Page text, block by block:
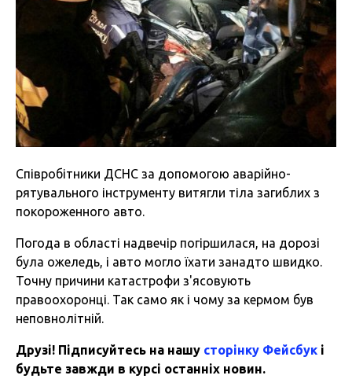
Співробітники ДСНС за допомогою аварійно-
рятувального інструменту витягли тіла загиблих з
покороженного авто.
Погода в області надвечір погіршилася, на дорозі
була ожеледь, і авто могло їхати занадто швидко.
Точну причини катастрофи з'ясовують
правоохоронці. Так само як і чому за кермом був
неповнолітній.
Друзі! Підписуйтесь на нашу сторінку Фейсбук і
будьте завжди в курсі останніх новин.